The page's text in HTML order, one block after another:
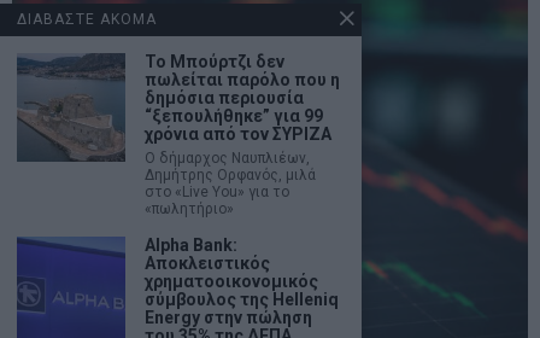
ΔΙΑΒΑΣΤΕ ΑΚΟΜΑ
Το Μπούρτζι δεν
πωλείται παρόλο που η
δημόσια περιουσία
“ξεπουλήθηκε” για 99
χρόνια από τον ΣΥΡΙΖΑ
Ο δήμαρχος Ναυπλιέων,
Δημήτρης Ορφανός, μιλά
στο «Live You» για το
«πωλητήριο»
Alpha Bank:
Αποκλειστικός
χρηματοοικονομικός
σύμβουλος της Helleniq
Energy στην πώληση